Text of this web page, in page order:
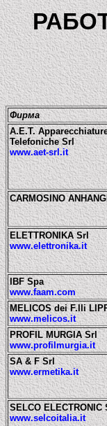
Фирма
A.E.T.
Telefoniche Srl
www.aet-srl.it
CARMOSINO
ELETTRONIKA Srl
www.elettronika.it
IBF Spa
www.faam.com
MELICOS dei F.lli
www.melicos.it
PROFIL MURGIA Srl
www.profilmurgia.it
SA & F Srl
www.ermetika.it
SELCO ELECTRONIC
www.selcoitalia.it